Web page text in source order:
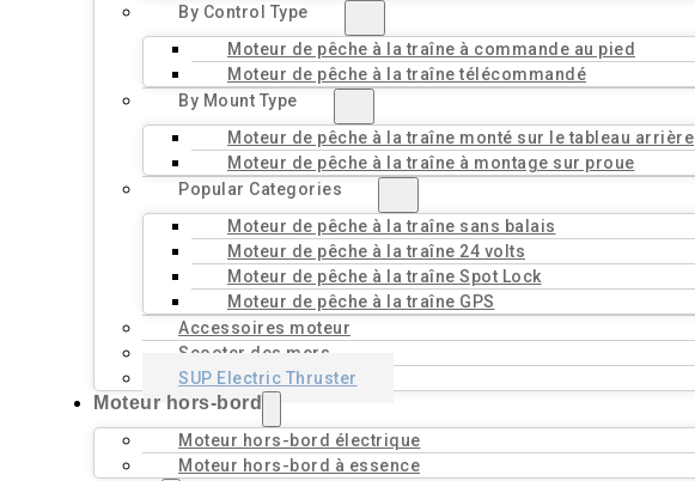
By Control Type
Moteur de pêche à la traîne à commande au pied
Moteur de pêche à la traîne télécommandé
By Mount Type
Moteur de pêche à la traîne monté sur le tableau arrière
Moteur de pêche à la traîne à montage sur proue
Popular Categories
Moteur de pêche à la traîne sans balais
Moteur de pêche à la traîne 24 volts
Moteur de pêche à la traîne Spot Lock
Moteur de pêche à la traîne GPS
Accessoires moteur
Scooter des mers
SUP Electric Thruster
Moteur hors-bord
Moteur hors-bord électrique
Moteur hors-bord à essence